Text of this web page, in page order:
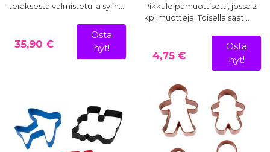
teräksestä valmistetulla sylin…
35,90 €
Osta
nyt!
Pikkuleipämuottisetti, jossa 2
kpl muotteja. Toisella saat…
4,75 €
Osta
nyt!